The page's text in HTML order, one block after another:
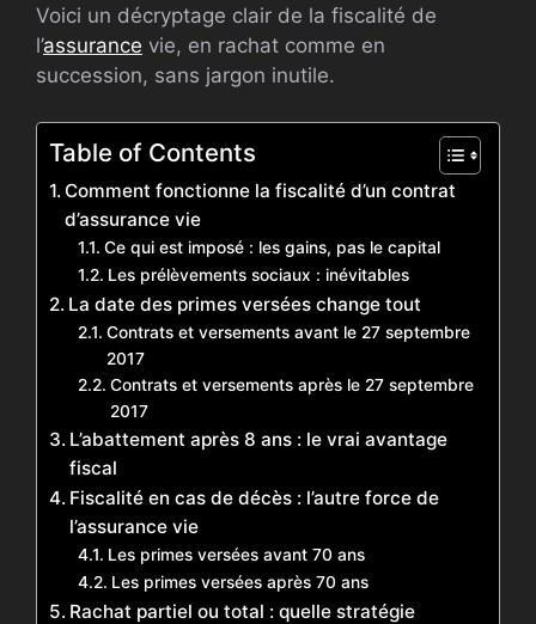
Voici un décryptage clair de la fiscalité de
l’assurance vie, en rachat comme en
succession, sans jargon inutile.
Table of Contents
Comment fonctionne la fiscalité d’un contrat
d’assurance vie
Ce qui est imposé : les gains, pas le capital
Les prélèvements sociaux : inévitables
La date des primes versées change tout
Contrats et versements avant le 27 septembre
2017
Contrats et versements après le 27 septembre
2017
L’abattement après 8 ans : le vrai avantage
fiscal
Fiscalité en cas de décès : l’autre force de
l’assurance vie
Les primes versées avant 70 ans
Les primes versées après 70 ans
Rachat partiel ou total : quelle stratégie